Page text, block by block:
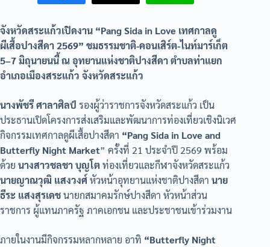
จังหวัดสระแก้วเปิดงาน “Pang Sida in Love เทศกาลดู
ผีเสื้อปางสีดา 2569” ชมธรรมชาติ-คอนเสิร์ต-ไนท์มาร์เก็ต
5–7 มิถุนายนนี้ ณ อุทยานแห่งชาติปางสีดา ตำบลท่าแยก
อำเภอเมืองสระแก้ว จังหวัดสระแก้ว
นางพัชรี ศาลาศิลป์ รองผู้ว่าราชการจังหวัดสระแก้ว เป็น
ประธานเปิดโครงการส่งเสริมและพัฒนาการท่องเที่ยวเชิงนิเวศ
กิจกรรมเทศกาลดูผีเสื้อปางสีดา “Pang Sida in Love and
Butterfly Night Market” ครั้งที่ 21 ประจำปี 2569 พร้อม
ด้วย นางสาวชลชา บุญโต ท่องเที่ยวและกีฬาจังหวัดสระแก้ว
นายญาณวุฒิ แสงวงศ์หัวหน้าอุทยานแห่งชาติปางสีดา นาย
ธีระ แสงสุรเดชนายกสมาคมรักษ์ปางสีดา หัวหน้าส่วน
ราชการ ผู้แทนภาครัฐ ภาคเอกชน และประชาชนเข้าร่วมงาน
ภายในงานมีกิจกรรมหลากหลาย อาทิ “Butterfly Night